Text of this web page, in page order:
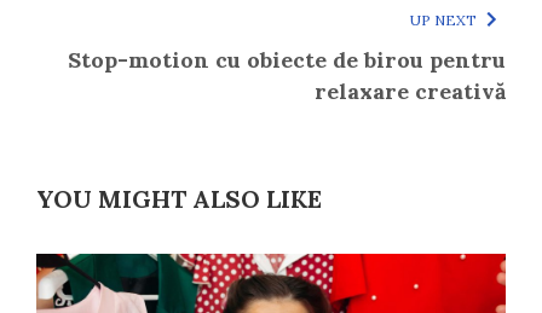
UP NEXT
Stop-motion cu obiecte de birou pentru
relaxare creativă
YOU MIGHT ALSO LIKE